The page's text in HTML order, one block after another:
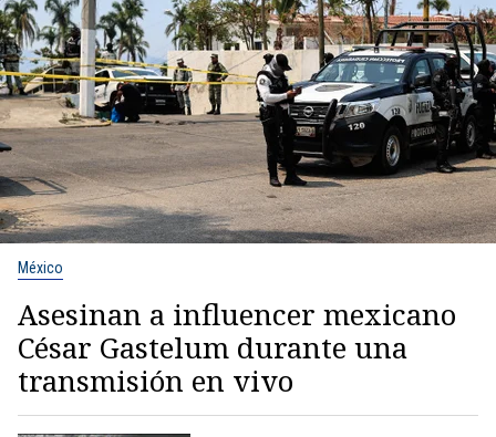
México
Asesinan a influencer mexicano
César Gastelum durante una
transmisión en vivo